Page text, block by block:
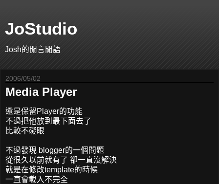
JoStudio
Josh的閒言閒語
2006/05/02
Media Player
還是保留Player的功能
不過把他放到最下面去了
比較不礙眼
不過發現 blogger的一個問題
從很久以前就有了 卻一直沒解決
就是在修改template的時候
一直會載入不完全